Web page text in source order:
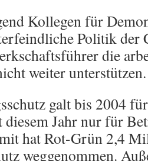
Kollegen für
Politik der
die
weiter unterstützen.
galt bis 2004
Jahr nur für
hat Rot-Grün 2,4
weggenommen.